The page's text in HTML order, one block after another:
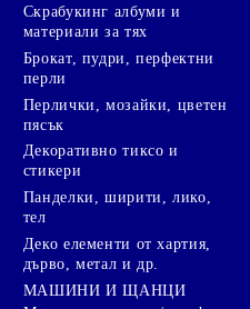
Скрабукинг албуми и
материали за тях
Брокат, пудри, перфектни
перли
Перлички, мозайки, цветен
пясък
Декоративно тиксо и
стикери
Панделки, ширити, лико,
тел
Деко елементи от хартия,
дърво, метал и др.
МАШИНИ И ЩАНЦИ